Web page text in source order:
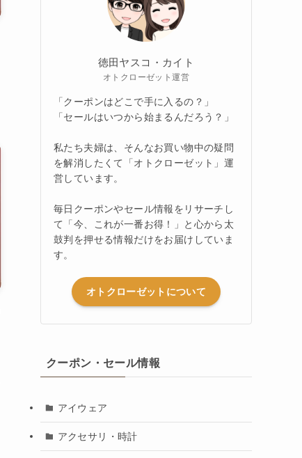
徳田ヤスコ・カイト
オトクローゼット運営
「クーポンはどこで手に入るの？」
「セールはいつから始まるんだろう？」
私たち夫婦は、そんなお買い物中の疑問
を解消したくて「オトクローゼット」運
営しています。
毎日クーポンやセール情報をリサーチし
て「今、これが一番お得！」と心から太
鼓判を押せる情報だけをお届けしていま
す。
オトクローゼットについて
クーポン・セール情報
アイウェア
アクセサリ・時計